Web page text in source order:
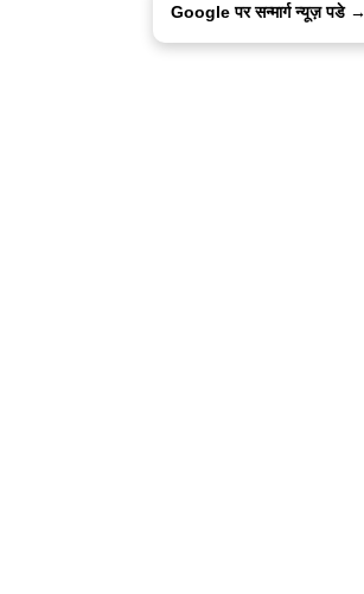
Google पर सन्मार्ग न्यूज़ पडे →